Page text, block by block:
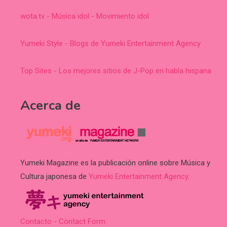
wota.tv - Música idol - Movimiento idol
Yumeki Style - Blogs de Yumeki Entertainment Agency
Top Sites - Los mejores sitios de J-Pop en habla hispana
Acerca de
Yumeki Magazine es la publicación online sobre Música y
Cultura japonesa de Yumeki Entertainment Agency.
Contacto - Contact Form